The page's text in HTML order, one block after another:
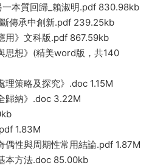
本質回歸_賴淑明.pdf 830.98kb
傳承中創新.pdf 239.25kb
用》文科版.pdf 867.59kb
思想》(精美word版，共140
理策略及探究》.doc 1.15M
歸納》.doc 3.22M
1.83M
偶性與周期性常用結論.pdf 1.87M
本方法.doc 85.00kb